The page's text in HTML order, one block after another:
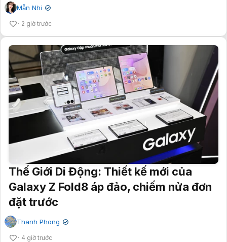
Mẫn Nhi ✔
2 giờ trước
Thế Giới Di Động: Thiết kế mới của
Galaxy Z Fold8 áp đảo, chiếm nửa đơn
đặt trước
Thanh Phong ✔
4 giờ trước